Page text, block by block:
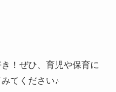
！ぜひ、育児や保育に
てください♪